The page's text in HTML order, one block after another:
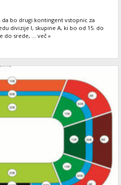
da bo drugi kontingent vstopnic za
divizije I, skupine A, ki bo od 15. do
do srede, ... več »